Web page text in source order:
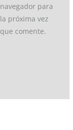
navegador para
la próxima vez
que comente.